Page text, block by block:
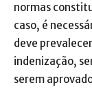
normas
caso, é
deve
indenização,
serem